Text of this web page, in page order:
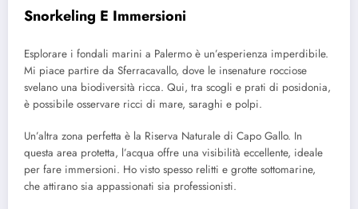
Snorkeling E Immersioni
Esplorare i fondali marini a Palermo è un’esperienza imperdibile.
Mi piace partire da Sferracavallo, dove le insenature rocciose
svelano una biodiversità ricca. Qui, tra scogli e prati di posidonia,
è possibile osservare ricci di mare, saraghi e polpi.
Un’altra zona perfetta è la Riserva Naturale di Capo Gallo. In
questa area protetta, l’acqua offre una visibilità eccellente, ideale
per fare immersioni. Ho visto spesso relitti e grotte sottomarine,
che attirano sia appassionati sia professionisti.